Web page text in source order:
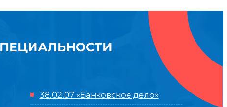
38.02.07 «Банковское дело»